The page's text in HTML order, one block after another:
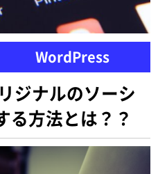
WordPress
ジナルのソーシ
る方法とは？？